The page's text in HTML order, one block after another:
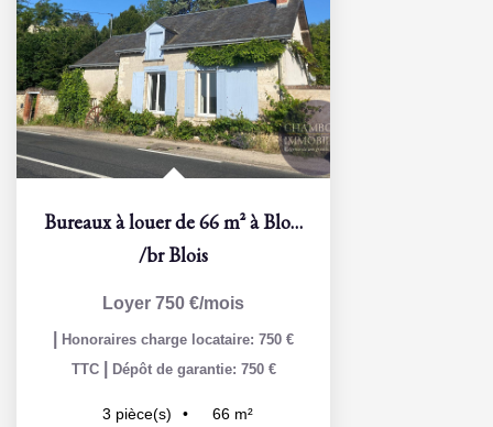
Bureaux à louer de 66 m² à Blois -Levée des Grouets
/brBlois
Loyer 750 €/mois
Honoraires charge locataire: 750 €
TTC
Dépôt de garantie: 750 €
3 pièce(s) 66 m²